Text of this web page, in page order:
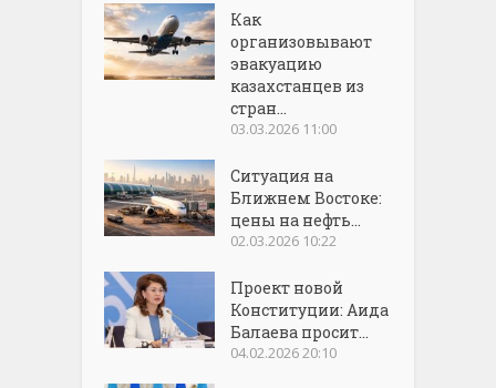
Как
организовывают
эвакуацию
казахстанцев из
стран...
03.03.2026 11:00
Ситуация на
Ближнем Востоке:
цены на нефть...
02.03.2026 10:22
Проект новой
Конституции: Аида
Балаева просит...
04.02.2026 20:10